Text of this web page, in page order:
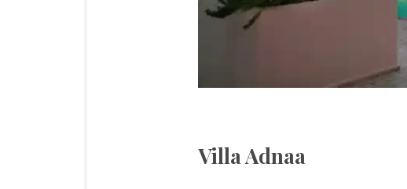
Villa Adnaa